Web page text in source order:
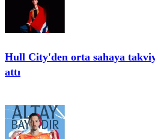
Hull City'den orta sahaya
attı